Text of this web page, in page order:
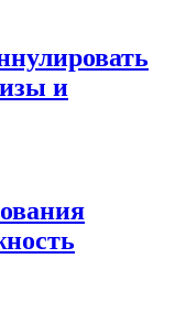
и